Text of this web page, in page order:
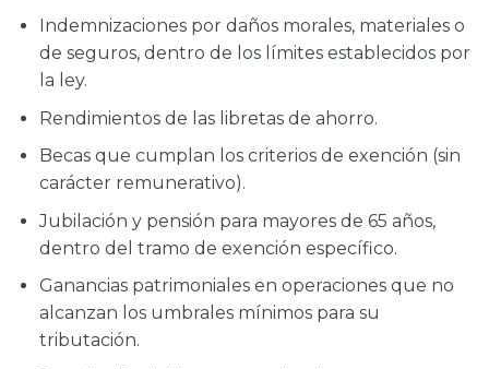
Indemnizaciones por daños morales, materiales o
de seguros, dentro de los límites establecidos por
la ley.
Rendimientos de las libretas de ahorro.
Becas que cumplan los criterios de exención (sin
carácter remunerativo).
Jubilación y pensión para mayores de 65 años,
dentro del tramo de exención específico.
Ganancias patrimoniales en operaciones que no
alcanzan los umbrales mínimos para su
tributación.